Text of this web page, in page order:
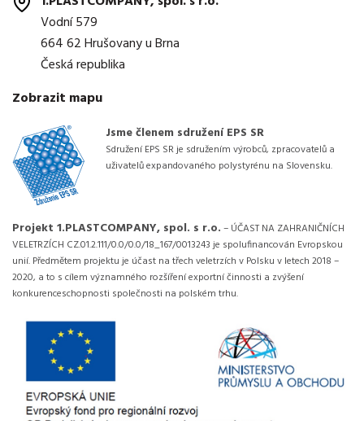
Vodní 579
664 62 Hrušovany u Brna
Česká republika
Zobrazit mapu
Jsme členem sdružení EPS SR
Sdružení EPS SR je sdružením výrobců, zpracovatelů a
uživatelů expandovaného polystyrénu na Slovensku.
Projekt 1.PLASTCOMPANY, spol. s r.o. – ÚČAST NA ZAHRANIČNÍCH
VELETRZÍCH CZ.01.2.111/0.0/0.0/18_167/0013243 je spolufinancován Evropskou
unií. Předmětem projektu je účast na třech veletrzích v Polsku v letech 2018 –
2020, a to s cílem významného rozšíření exportní činnosti a zvýšení
konkurenceschopnosti společnosti na polském trhu.